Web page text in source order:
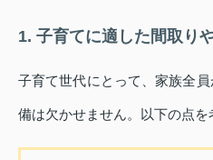
1. 子育てに適した間取り
子育て世代にとって、家族全
備は欠かせません。以下の点を